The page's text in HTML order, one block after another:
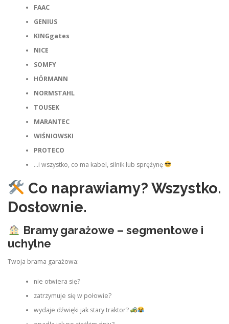
FAAC
GENIUS
KINGgates
NICE
SOMFY
HÖRMANN
NORMSTAHL
TOUSEK
MARANTEC
WIŚNIOWSKI
PROTECO
…i wszystko, co ma kabel, silnik lub sprężynę
Co naprawiamy? Wszystko.
Dosłownie.
Bramy garażowe – segmentowe i
uchylne
Twoja brama garażowa:
nie otwiera się?
zatrzymuje się w połowie?
wydaje dźwięki jak stary traktor?